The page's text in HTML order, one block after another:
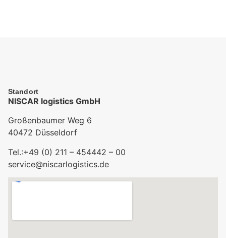
Standort
NISCAR logistics GmbH
Großenbaumer Weg 6
40472 Düsseldorf
Tel.:+49 (0) 211 – 454442 – 00
service@niscarlogistics.de